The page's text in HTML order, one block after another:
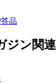
品
ジン関連